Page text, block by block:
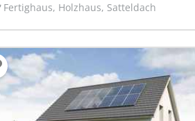
Fertighaus, Holzhaus, Satteldach